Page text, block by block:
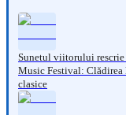
Sunetul viitorului
Music Festival: Clădirea
clasice